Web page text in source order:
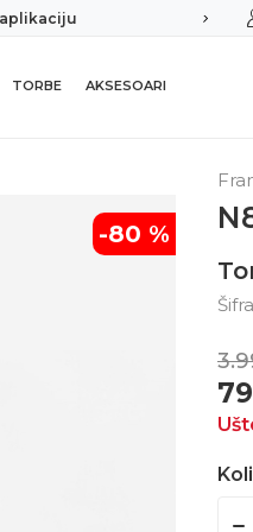
Sigurno
TORBE AKSESOARI
-80 %